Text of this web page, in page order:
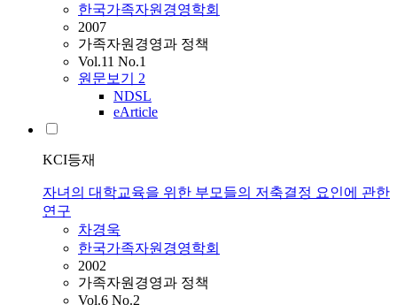
한국가족자원경영학회
2007
가족자원경영과 정책
Vol.11 No.1
원문보기 2
NDSL
eArticle
KCI등재
자녀의 대학교육을 위한 부모들의 저축결정 요인에 관한
연구
차경욱
한국가족자원경영학회
2002
가족자원경영과 정책
Vol.6 No.2